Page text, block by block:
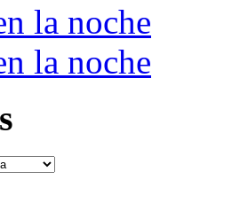
la noche
la noche